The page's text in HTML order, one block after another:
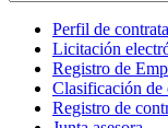
Perfil de
Licitación
Registro de
Clasificación de
Registro de